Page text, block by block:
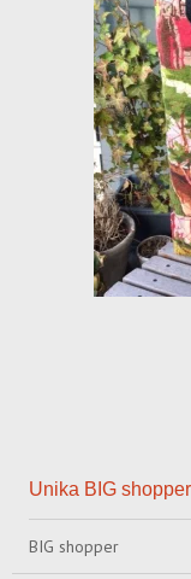
Unika BIG shopper
BIG shopper